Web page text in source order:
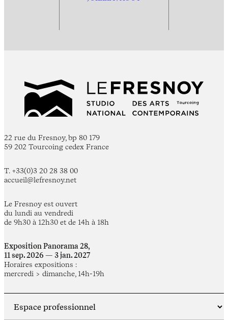
22 rue du Fresnoy, bp 80 179
59 202 Tourcoing cedex France
T. +33(0)3 20 28 38 00
accueil@lefresnoy.net
Le Fresnoy est ouvert
du lundi au vendredi
de 9h30 à 12h30 et de 14h à 18h
Exposition Panorama 28,
11 sep. 2026 — 3 jan. 2027
Horaires expositions :
mercredi > dimanche, 14h-19h